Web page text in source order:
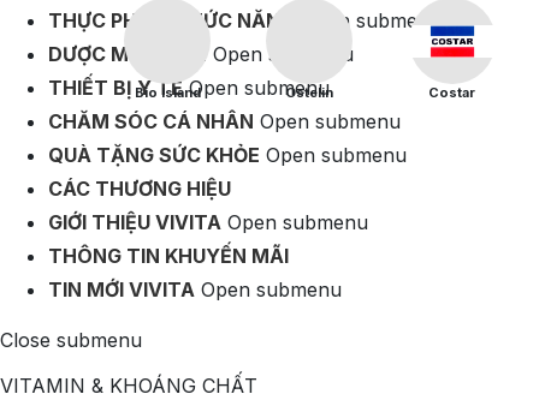
THỰC PHẨM CHỨC NĂNG
Open submenu
DƯỢC MỸ PHẨM Open submenu
THIẾT BỊ Y TẾ Open submenu
CHĂM SÓC CÁ NHÂN Open submenu
QUÀ TẶNG SỨC KHỎE Open submenu
CÁC THƯƠNG HIỆU
GIỚI THIỆU VIVITA Open submenu
THÔNG TIN KHUYẾN MÃI
TIN MỚI VIVITA Open submenu
Close submenu
VITAMIN & KHOÁNG CHẤT
Bio Island Ostelin Costar